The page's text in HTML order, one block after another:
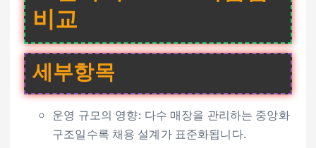
비교
세부항목
운영 규모의 영향: 다수 매장을 관리하는 중앙화
구조일수록 채용 설계가 표준화됩니다.